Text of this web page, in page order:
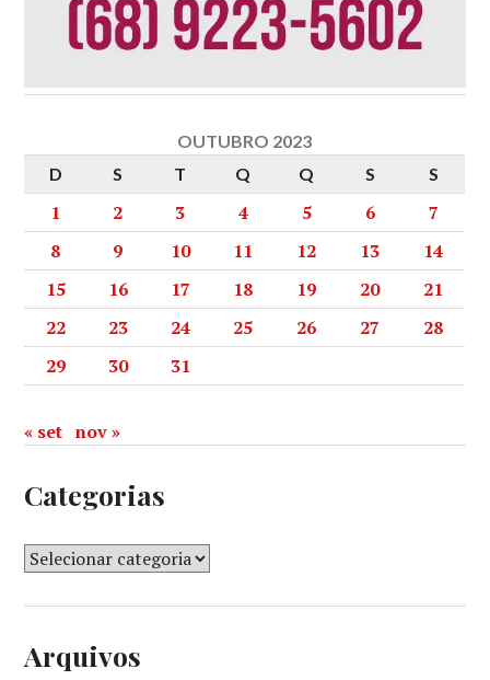
OUTUBRO 2023
D
S T Q Q S S
1 2 3 4 5 6
7
8
9 10 11 12 13
14
15
16 17 18 19 20
21
22
23 24 25 26 27
28
29
30 31
« set nov »
Categorias
Arquivos